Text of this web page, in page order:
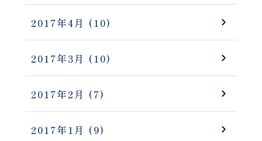
2017年4月 (10)
2017年3月 (10)
2017年2月 (7)
2017年1月 (9)